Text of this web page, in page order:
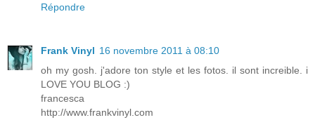
Répondre
Frank Vinyl 16 novembre 2011 à 08:10
oh my gosh. j'adore ton style et les fotos. il sont increible. i
LOVE YOU BLOG :)
francesca
http://www.frankvinyl.com